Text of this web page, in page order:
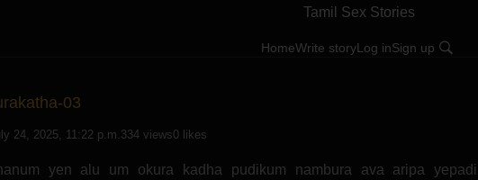
Tamil Sex Stories
HomeWrite storyLog inSign up
03
24, 2025, 11:22 p.m.334 views0 likes
yen alu um okura kadha pudikum nambura ava aripa yepadi